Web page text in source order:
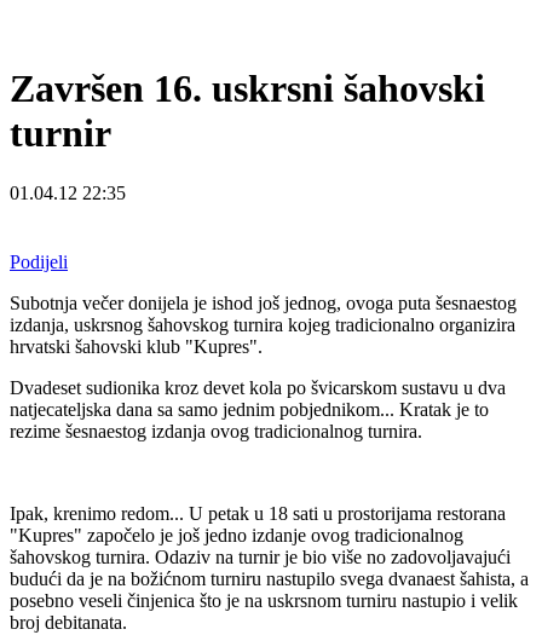
Završen 16. uskrsni šahovski
turnir
01.04.12 22:35
Podijeli
Subotnja večer donijela je ishod još jednog, ovoga puta šesnaestog
izdanja, uskrsnog šahovskog turnira kojeg tradicionalno organizira
hrvatski šahovski klub "Kupres".
Dvadeset sudionika kroz devet kola po švicarskom sustavu u dva
natjecateljska dana sa samo jednim pobjednikom... Kratak je to
rezime šesnaestog izdanja ovog tradicionalnog turnira.
Ipak, krenimo redom... U petak u 18 sati u prostorijama restorana
"Kupres" započelo je još jedno izdanje ovog tradicionalnog
šahovskog turnira. Odaziv na turnir je bio više no zadovoljavajući
budući da je na božićnom turniru nastupilo svega dvanaest šahista, a
posebno veseli činjenica što je na uskrsnom turniru nastupio i velik
broj debitanata.